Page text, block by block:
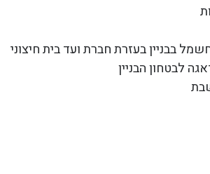
בבניין בעזרת חברת ועד בית חיצוני
לבטחון הבניין